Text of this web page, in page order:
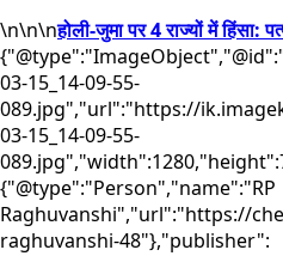
\n\n\nहोली-जुमा पर 4 राज्यों में हिंसा:
03-15_14-09-55-
089.jpg","url":"https://
03-15_14-09-55-
{"@type":"Person","name":"RP
Raghuvanshi","url":"https://
raghuvanshi-48"},"publisher":